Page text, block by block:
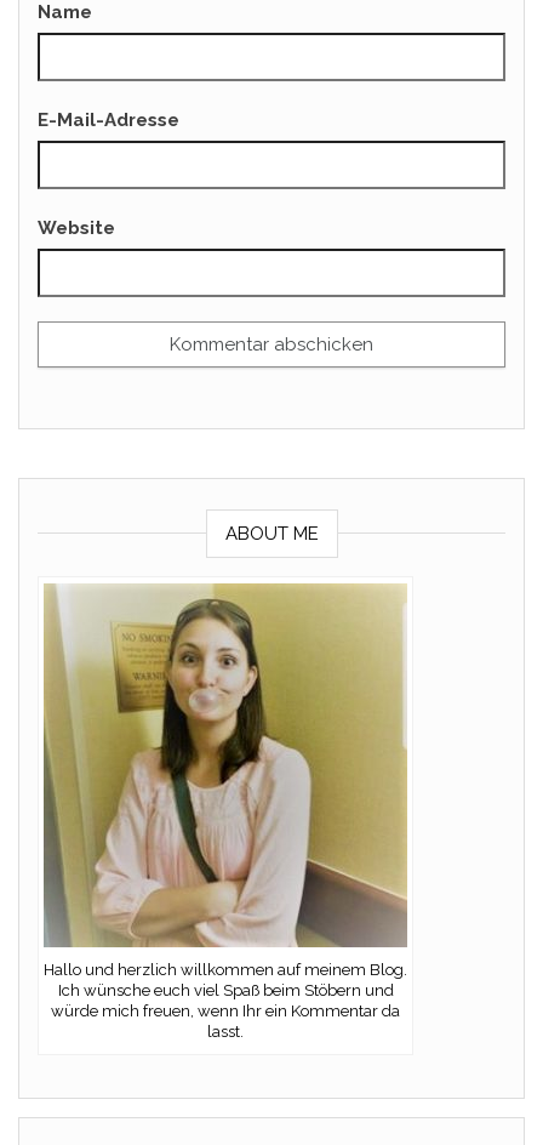
Name
E-Mail-Adresse
Website
ABOUT ME
Hallo und herzlich willkommen auf meinem Blog.
Ich wünsche euch viel Spaß beim Stöbern und
würde mich freuen, wenn Ihr ein Kommentar da
lasst.